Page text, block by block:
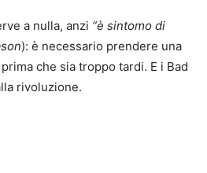
a nulla, anzi “è sintomo di
): è necessario prendere una
che sia troppo tardi. E i Bad
rivoluzione.